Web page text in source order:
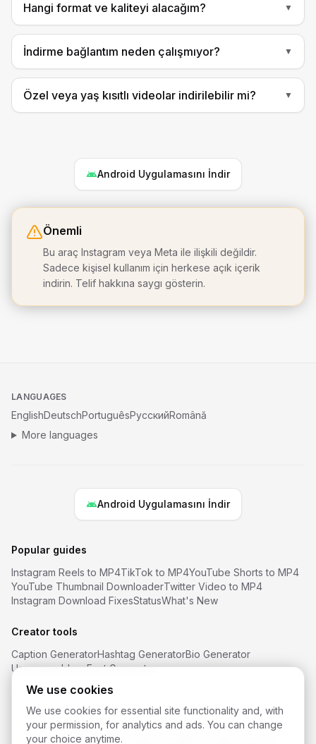
Hangi format ve kaliteyi alacağım? ▼
İndirme bağlantım neden çalışmıyor? ▼
Özel veya yaş kısıtlı videolar indirilebilir mi? ▼
Android Uygulamasını İndir
Önemli
Bu araç Instagram veya Meta ile ilişkili değildir.
Sadece kişisel kullanım için herkese açık içerik
indirin. Telif hakkına saygı gösterin.
LANGUAGES
EnglishDeutschPortuguêsРусскийRomână
More languages
Android Uygulamasını İndir
Popular guides
Instagram Reels to MP4TikTok to MP4YouTube Shorts to MP4
YouTube Thumbnail DownloaderTwitter Video to MP4
Instagram Download FixesStatusWhat's New
Creator tools
Caption GeneratorHashtag GeneratorBio Generator
Username IdeasFont Generator
©2026 SaveReels. All rights reserved.
We use cookies
We use cookies for essential site functionality and, with
your permission, for analytics and ads. You can change
your choice anytime.